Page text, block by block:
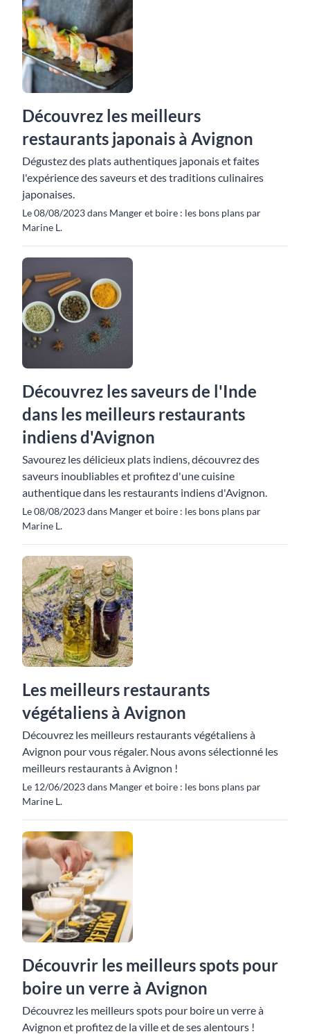
Découvrez les meilleurs
restaurants japonais à Avignon
Dégustez des plats authentiques japonais et faites
l'expérience des saveurs et des traditions culinaires
japonaises.
Le 08/08/2023 dans Manger et boire : les bons plans par
Marine L.
Découvrez les saveurs de l'Inde
dans les meilleurs restaurants
indiens d'Avignon
Savourez les délicieux plats indiens, découvrez des
saveurs inoubliables et profitez d'une cuisine
authentique dans les restaurants indiens d'Avignon.
Le 08/08/2023 dans Manger et boire : les bons plans par
Marine L.
Les meilleurs restaurants
végétaliens à Avignon
Découvrez les meilleurs restaurants végétaliens à
Avignon pour vous régaler. Nous avons sélectionné les
meilleurs restaurants à Avignon !
Le 12/06/2023 dans Manger et boire : les bons plans par
Marine L.
Découvrir les meilleurs spots pour
boire un verre à Avignon
Découvrez les meilleurs spots pour boire un verre à
Avignon et profitez de la ville et de ses alentours !